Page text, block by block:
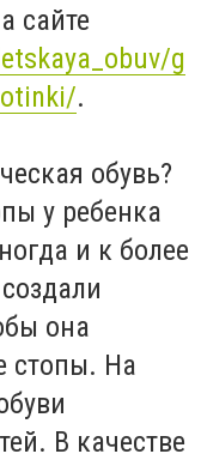
сайте
g
.
обувь?
у ребенка
и к более
она
стопы. На
В качестве